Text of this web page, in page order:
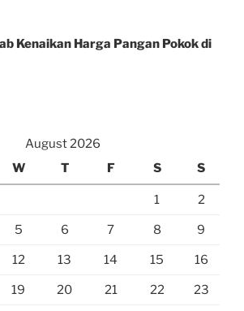
Kenaikan Harga Pangan Pokok di
August 2026
W T F S S
1 2
5 6 7 8 9
12 13 14 15 16
19 20 21 22 23